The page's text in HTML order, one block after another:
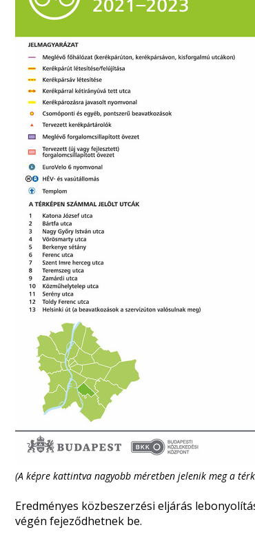
(A képre kattintva nagyobb méretben jelenik meg a
Eredményes közbeszerzési eljárás
végén fejeződhetnek be.